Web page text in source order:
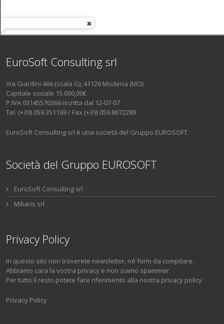
EuroSoft Consulting srl
Via Giardini 466 (scala G), 41126 Modena (MO)
Capitale sociale 15.000,00€
P.IVA 03145570366 iscritta dal 12-07-07
Tel. (+39) 059.351169 / Fax (+39) 059.8672289
EuroSoft Consulting srl è una società del Gruppo EUROSOFT.
Società del Gruppo EUROSOFT
EuroSoft Consulting srl
Miliaris srl
Privacy Policy
In questo sito non troverete newsletter, né form da compilare.
Abbiamo cara la vostra privacy e non siamo spammer.
Per tutto il resto potete fare riferimento alla nostra privacy policy.
Privacy Policy